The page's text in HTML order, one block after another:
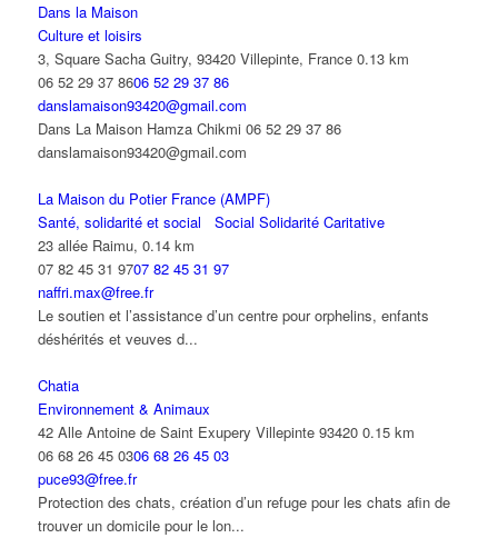
Dans la Maison
Culture et loisirs
3, Square Sacha Guitry, 93420 Villepinte, France 0.13 km
06 52 29 37 8606 52 29 37 86
danslamaison93420@gmail.com
Dans La Maison Hamza Chikmi 06 52 29 37 86
danslamaison93420@gmail.com
La Maison du Potier France (AMPF)
Santé, solidarité et social
Social Solidarité Caritative
23 allée Raimu, 0.14 km
07 82 45 31 9707 82 45 31 97
naffri.max@free.fr
Le soutien et l’assistance d’un centre pour orphelins, enfants
déshérités et veuves d...
Chatia
Environnement & Animaux
42 Alle Antoine de Saint Exupery Villepinte 93420 0.15 km
06 68 26 45 0306 68 26 45 03
puce93@free.fr
Protection des chats, création d’un refuge pour les chats afin de
trouver un domicile pour le lon...